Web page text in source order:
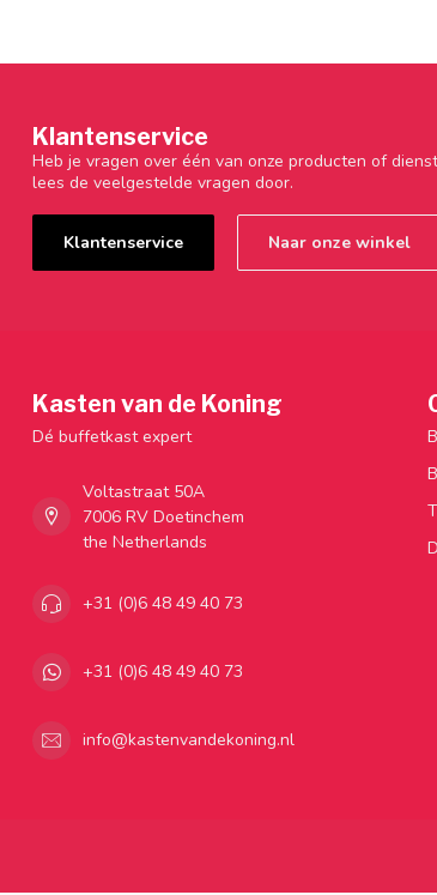
Klantenservice
Heb je vragen over één van onze producten of
lees de veelgestelde vragen door.
Klantenservice Naar onze winkel
Kasten van de Koning
Dé buffetkast expert
Voltastraat 50A
7006 RV Doetinchem
the Netherlands
+31 (0)6 48 49 40 73
+31 (0)6 48 49 40 73
info@kastenvandekoning.nl